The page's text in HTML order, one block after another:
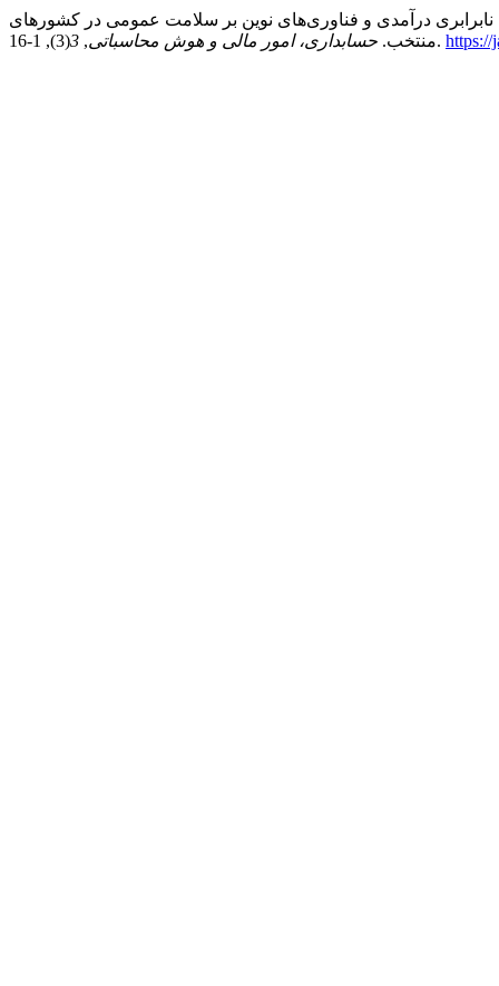
., & محرابیان آ. . (1404). اثرات غیرخطی نابرابری درآمدی و فناوری‌های نوین بر سلامت عمومی در کشورهای
منتخب. حسابداری، امور مالی و هوش محاسباتی,
3 (3), 1-16. https://